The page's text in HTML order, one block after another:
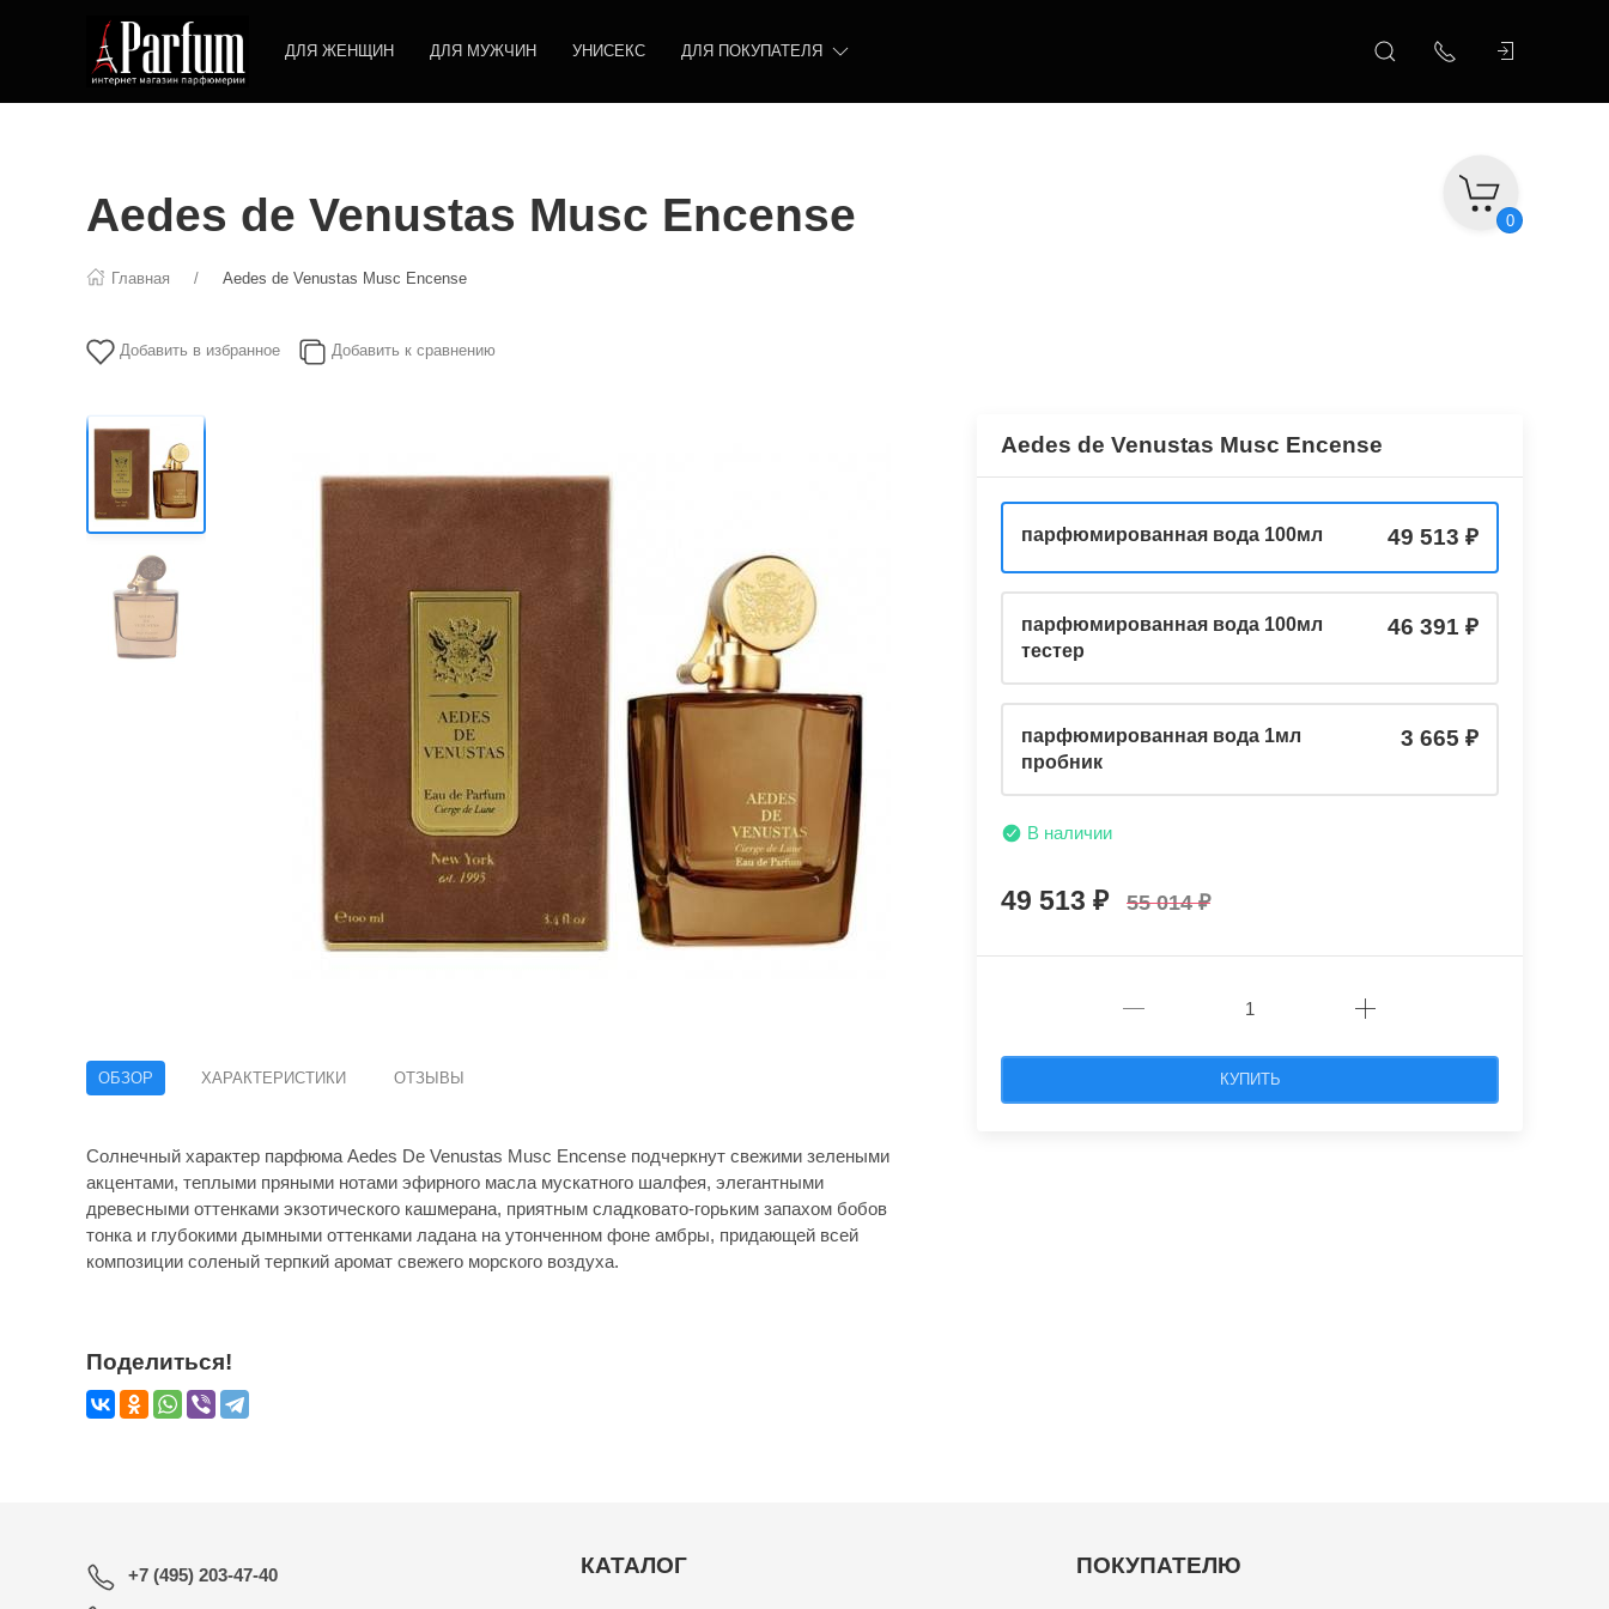
ДЛЯ ЖЕНЩИН ДЛЯ МУЖЧИН УНИСЕКС ДЛЯ ПОКУПАТЕЛЯ
0
Aedes de Venustas Musc Encense
Главная Aedes de Venustas Musc Encense
Добавить в избранное Добавить к сравнению
ОБЗОР ХАРАКТЕРИСТИКИ ОТЗЫВЫ
Солнечный характер парфюма Aedes De Venustas Musc Encense подчеркнут свежими зелеными
акцентами, теплыми пряными нотами эфирного масла мускатного шалфея, элегантными
древесными оттенками экзотического кашмерана, приятным сладковато-горьким запахом бобов
тонка и глубокими дымными оттенками ладана на утонченном фоне амбры, придающей всей
композиции соленый терпкий аромат свежего морского воздуха.
Aedes de Venustas Musc Encense
парфюмированная вода 100мл 49 513
парфюмированная вода 100мл
тестер
46 391
парфюмированная вода 1мл
пробник
3 665
В наличии
49 513 55 014
КУПИТЬ
Поделиться!
+7 (495) 203-47-40 КАТАЛОГ ПОКУПАТЕЛЮ